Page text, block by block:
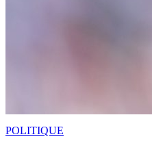
POLITIQUE